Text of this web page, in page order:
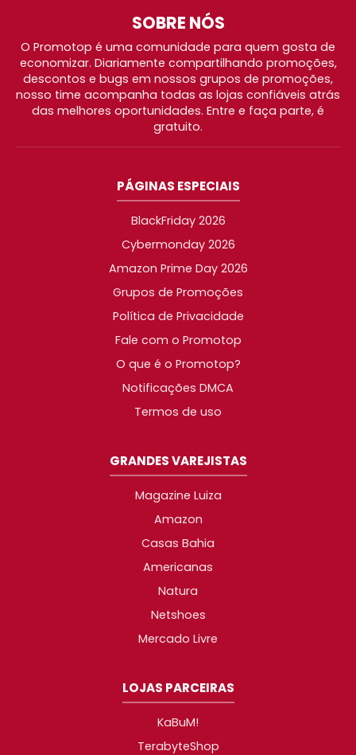
SOBRE NÓS
O Promotop é uma comunidade para quem gosta de
economizar. Diariamente compartilhando promoções,
descontos e bugs em nossos grupos de promoções,
nosso time acompanha todas as lojas confiáveis atrás
das melhores oportunidades. Entre e faça parte, é
gratuito.
PÁGINAS ESPECIAIS
BlackFriday 2026
Cybermonday 2026
Amazon Prime Day 2026
Grupos de Promoções
Política de Privacidade
Fale com o Promotop
O que é o Promotop?
Notificações DMCA
Termos de uso
GRANDES VAREJISTAS
Magazine Luiza
Amazon
Casas Bahia
Americanas
Natura
Netshoes
Mercado Livre
LOJAS PARCEIRAS
KaBuM!
TerabyteShop